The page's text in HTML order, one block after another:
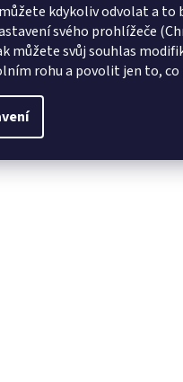
kdykoliv odvolat a to
svého prohlížeče
můžete svůj souhlas
rohu a povolit jen to, co